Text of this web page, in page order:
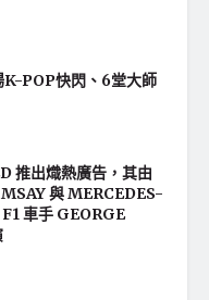
POP快閃、6堂大師
推出熾熱廣告，其由
與 MERCEDES-
車手 GEORGE